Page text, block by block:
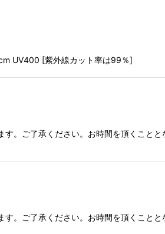
UV400 [紫外線カット率は99％]
。ご了承ください。お時間を頂くこと
。ご了承ください。お時間を頂くこと